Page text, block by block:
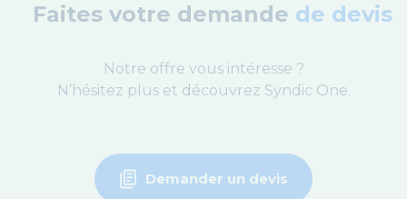
Faites votre demande de devis
Notre offre vous intéresse ?
N’hésitez plus et découvrez Syndic One.
Demander un devis